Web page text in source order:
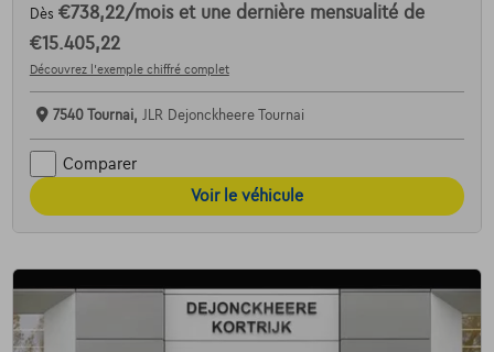
Dès €738,22/mois et une dernière mensualité de
€15.405,22
Découvrez l’exemple chiffré complet
7540 Tournai, JLR Dejonckheere Tournai
Comparer
Voir le véhicule